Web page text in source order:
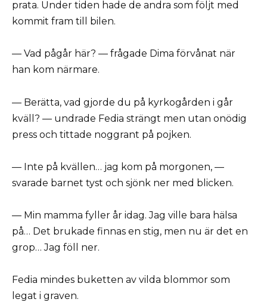
prata. Under tiden hade de andra som följt med
kommit fram till bilen.
— Vad pågår här? — frågade Dima förvånat när
han kom närmare.
— Berätta, vad gjorde du på kyrkogården i går
kväll? — undrade Fedia strängt men utan onödig
press och tittade noggrant på pojken.
— Inte på kvällen… jag kom på morgonen, —
svarade barnet tyst och sjönk ner med blicken.
— Min mamma fyller år idag. Jag ville bara hälsa
på… Det brukade finnas en stig, men nu är det en
grop… Jag föll ner.
Fedia mindes buketten av vilda blommor som
legat i graven.